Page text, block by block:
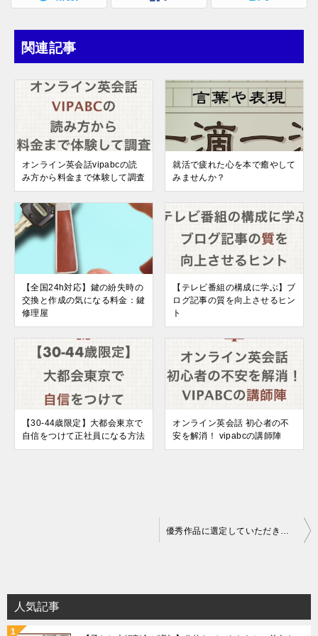
関連記事
オンライン英会話vipabcの読
み方から料金まで体験して調査
就活で疲れた心を本で癒やして
みませんか？
【全国24h対応】鍵の紛失時の
交換と作成の気になる料金：鍵
修理屋
【テレビ番組の構成に学ぶ】ブ
ログ記事の質を向上させるヒン
ト
【30-44歳限定】大都会東京で
自信をつけて正社員になる方法
オンライン英会話 初心者の不
安を解消！ vipabcの講師陣
ビ
ゲ
優秀作品に選定していただきました！
人気記事